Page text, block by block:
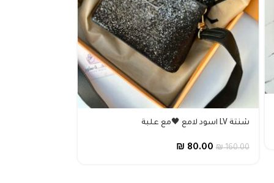
شنتة LV اسود لامع 🖤مع علبة
₪160.00
₪ 80.00